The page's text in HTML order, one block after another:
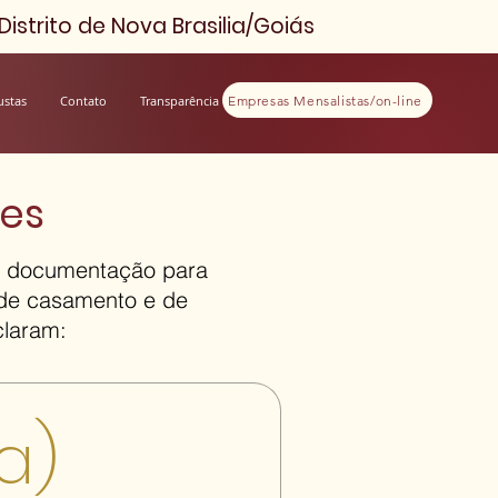
Contato Transparência Empresas Mensalistas/on-line
de Nova Brasilia/Goiás
para
casamento e de